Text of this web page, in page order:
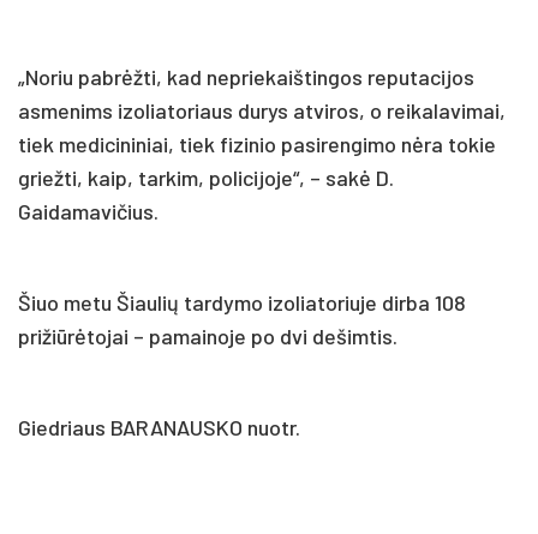
„Noriu pabrėžti, kad nepriekaištingos reputacijos
asmenims izoliatoriaus durys atviros, o reikalavimai,
tiek medicininiai, tiek fizinio pasirengimo nėra tokie
griežti, kaip, tarkim, policijoje“, – sakė D.
Gaidamavičius.
Šiuo metu Šiaulių tardymo izoliatoriuje dirba 108
prižiūrėtojai – pamainoje po dvi dešimtis.
Giedriaus BARANAUSKO nuotr.